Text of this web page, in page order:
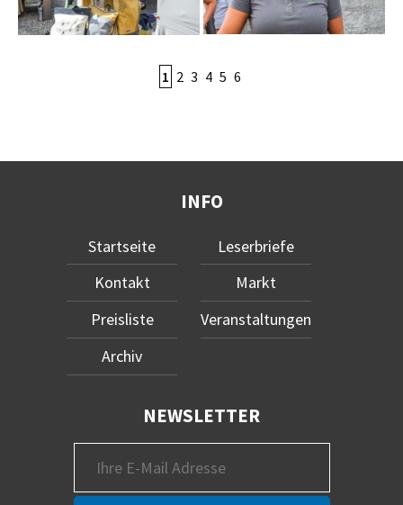
1 2 3 4 5 6
INFO
Startseite
Kontakt
Preisliste
Archiv
Leserbriefe
Markt
Veranstaltungen
NEWSLETTER